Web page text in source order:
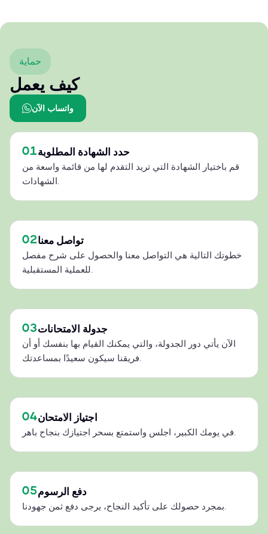
حماية
كيف يعمل
واتساب الآن
01حدد الشهادة المطلوبة
قم باختيار الشهادة التي تريد التقدم لها من قائمة واسعة من
الشهادات.
02تواصل معنا
خطوتك التالية هي التواصل معنا والحصول على شرح مفصل
للعملية المستقبلية.
03جدولة الامتحانات
الآن يأتي دور الجدولة، والتي يمكنك القيام بها بنفسك أو أن
فريقنا سيكون سعيدًا بمساعدتك.
04اجتياز الامتحان
في يومك الكبير، اجلس واستمتع بسحر اجتيازك بنجاح باهر.
05دفع الرسوم
بمجرد حصولك على تأكيد النجاح، يرجى دفع ثمن جهودنا.